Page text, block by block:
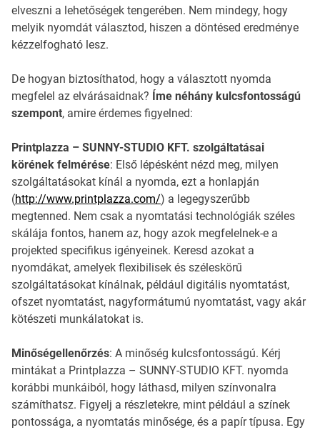
elveszni a lehetőségek tengerében. Nem mindegy, hogy
melyik nyomdát választod, hiszen a döntésed eredménye
kézzelfogható lesz.
De hogyan biztosíthatod, hogy a választott nyomda
megfelel az elvárásaidnak? Íme néhány kulcsfontosságú
szempont, amire érdemes figyelned:
Printplazza – SUNNY-STUDIO KFT. szolgáltatásai
körének felmérése: Első lépésként nézd meg, milyen
szolgáltatásokat kínál a nyomda, ezt a honlapján
(http://www.printplazza.com/) a legegyszerűbb
megtenned. Nem csak a nyomtatási technológiák széles
skálája fontos, hanem az, hogy azok megfelelnek-e a
projekted specifikus igényeinek. Keresd azokat a
nyomdákat, amelyek flexibilisek és széleskörű
szolgáltatásokat kínálnak, például digitális nyomtatást,
ofszet nyomtatást, nagyformátumú nyomtatást, vagy akár
kötészeti munkálatokat is.
Minőségellenőrzés: A minőség kulcsfontosságú. Kérj
mintákat a Printplazza – SUNNY-STUDIO KFT. nyomda
korábbi munkáiból, hogy láthasd, milyen színvonalra
számíthatsz. Figyelj a részletekre, mint például a színek
pontossága, a nyomtatás minősége, és a papír típusa. Egy